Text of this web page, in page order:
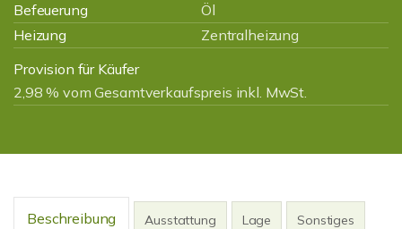
Befeuerung
Öl
Heizung
Zentralheizung
Provision für Käufer
2,98 % vom Gesamtverkaufspreis inkl. MwSt.
Beschreibung Ausstattung Lage Sonstiges